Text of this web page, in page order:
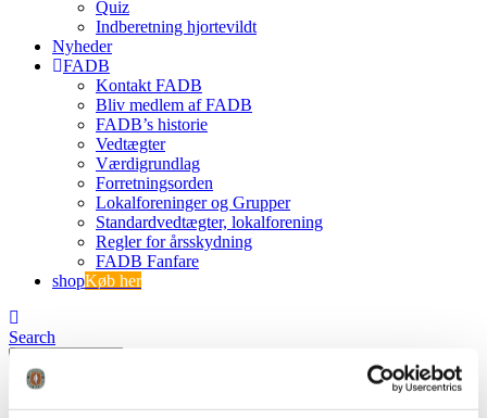
Quiz
Indberetning hjortevildt
Nyheder
FADB
Kontakt FADB
Bliv medlem af FADB
FADB’s historie
Vedtægter
Værdigrundlag
Forretningsorden
Lokalforeninger og Grupper
Standardvedtægter, lokalforening
Regler for årsskydning
FADB Fanfare
shopKøb her
Search